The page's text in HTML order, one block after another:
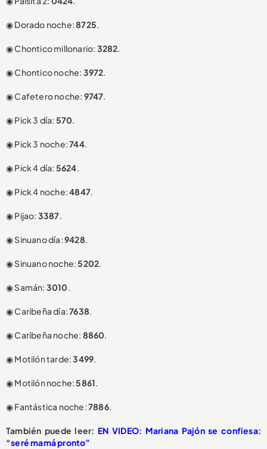
◉ Dorado noche:8725.
◉ Chontico millonario: 3282.
◉ Chontico noche: 3972.
◉ Cafetero noche: 9747.
◉ Pick 3 día: 570.
◉ Pick 3 noche:744.
◉ Pick 4 día: 5624.
◉ Pick 4 noche:4847.
◉ Pijao: 3387.
◉ Sinuano día:9428.
◉ Sinuano noche:5202.
◉ Samán: 3010.
◉ Caribeña día:7638.
◉ Caribeña noche: 8860.
◉ Motilón tarde:3499.
◉ Motilón noche:5861.
◉ Fantástica noche:7886.
También puede leer: EN VIDEO: Mariana Pajón se confiesa:
“seré mamá pronto”